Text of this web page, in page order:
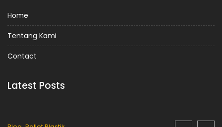
Home
Tentang Kami
Contact
Latest Posts